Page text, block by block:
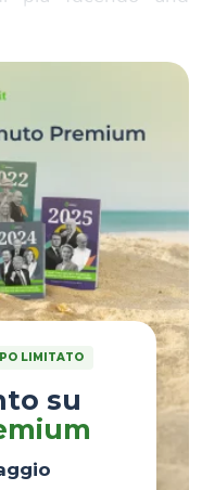
LIMITATO
su